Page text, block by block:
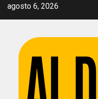
Saltar
agosto 6, 2026